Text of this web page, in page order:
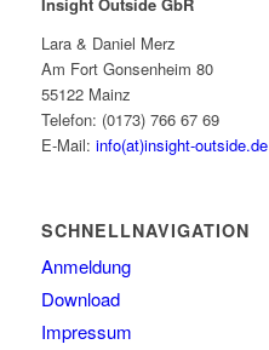
Lara & Daniel Merz
Am Fort Gonsenheim 80
55122 Mainz
Telefon: (0173) 766 67 69
E-Mail: info(at)insight-outside.de
SCHNELLNAVIGATION
Anmeldung
Download
Impressum